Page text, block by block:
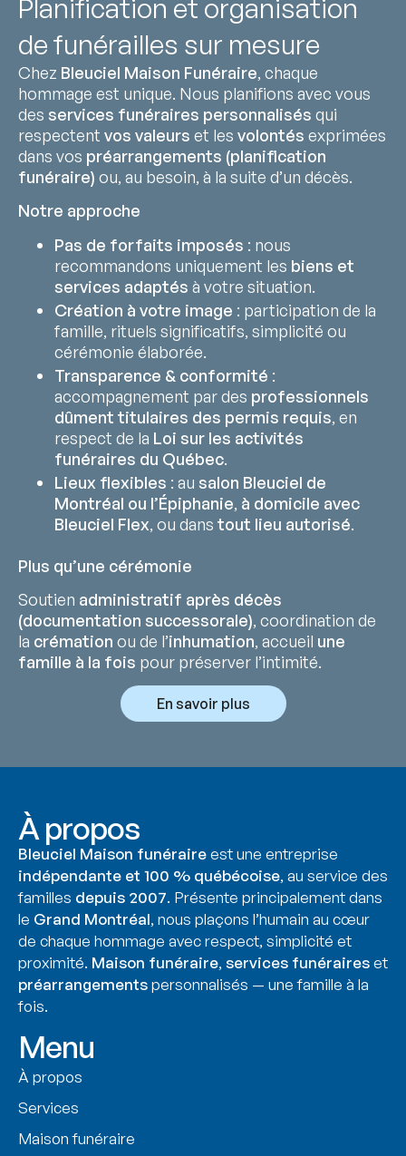
Planification et organisation
de funérailles sur mesure
Chez Bleuciel Maison Funéraire, chaque
hommage est unique. Nous planifions avec vous
des services funéraires personnalisés qui
respectent vos valeurs et les volontés exprimées
dans vos préarrangements (planification
funéraire) ou, au besoin, à la suite d’un décès.
Notre approche
Pas de forfaits imposés : nous
recommandons uniquement les biens et
services adaptés à votre situation.
Création à votre image : participation de la
famille, rituels significatifs, simplicité ou
cérémonie élaborée.
Transparence & conformité :
accompagnement par des professionnels
dûment titulaires des permis requis, en
respect de la Loi sur les activités
funéraires du Québec.
Lieux flexibles : au salon Bleuciel de
Montréal ou l’Épiphanie, à domicile avec
Bleuciel Flex, ou dans tout lieu autorisé.
Plus qu’une cérémonie
Soutien administratif après décès
(documentation successorale), coordination de
la crémation ou de l’inhumation, accueil une
famille à la fois pour préserver l’intimité.
En savoir plus
À propos
Bleuciel Maison funéraireest une entreprise
indépendante et 100 % québécoise, au service des
familles depuis 2007. Présente principalement dans
le Grand Montréal, nous plaçons l’humain au cœur
de chaque hommage avec respect, simplicité et
proximité. Maison funéraire,services funéraireset
préarrangementspersonnalisés — une famille à la
fois.
Menu
À propos
Services
Maison funéraire